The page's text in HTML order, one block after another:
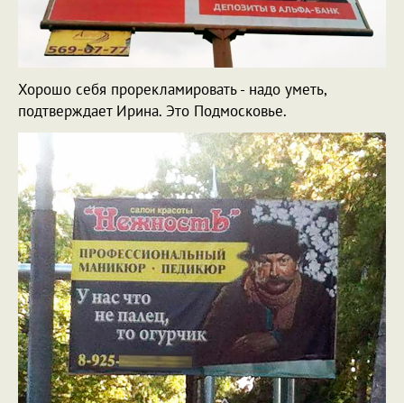
Хорошо себя прорекламировать - надо уметь,
подтверждает Ирина. Это Подмосковье.